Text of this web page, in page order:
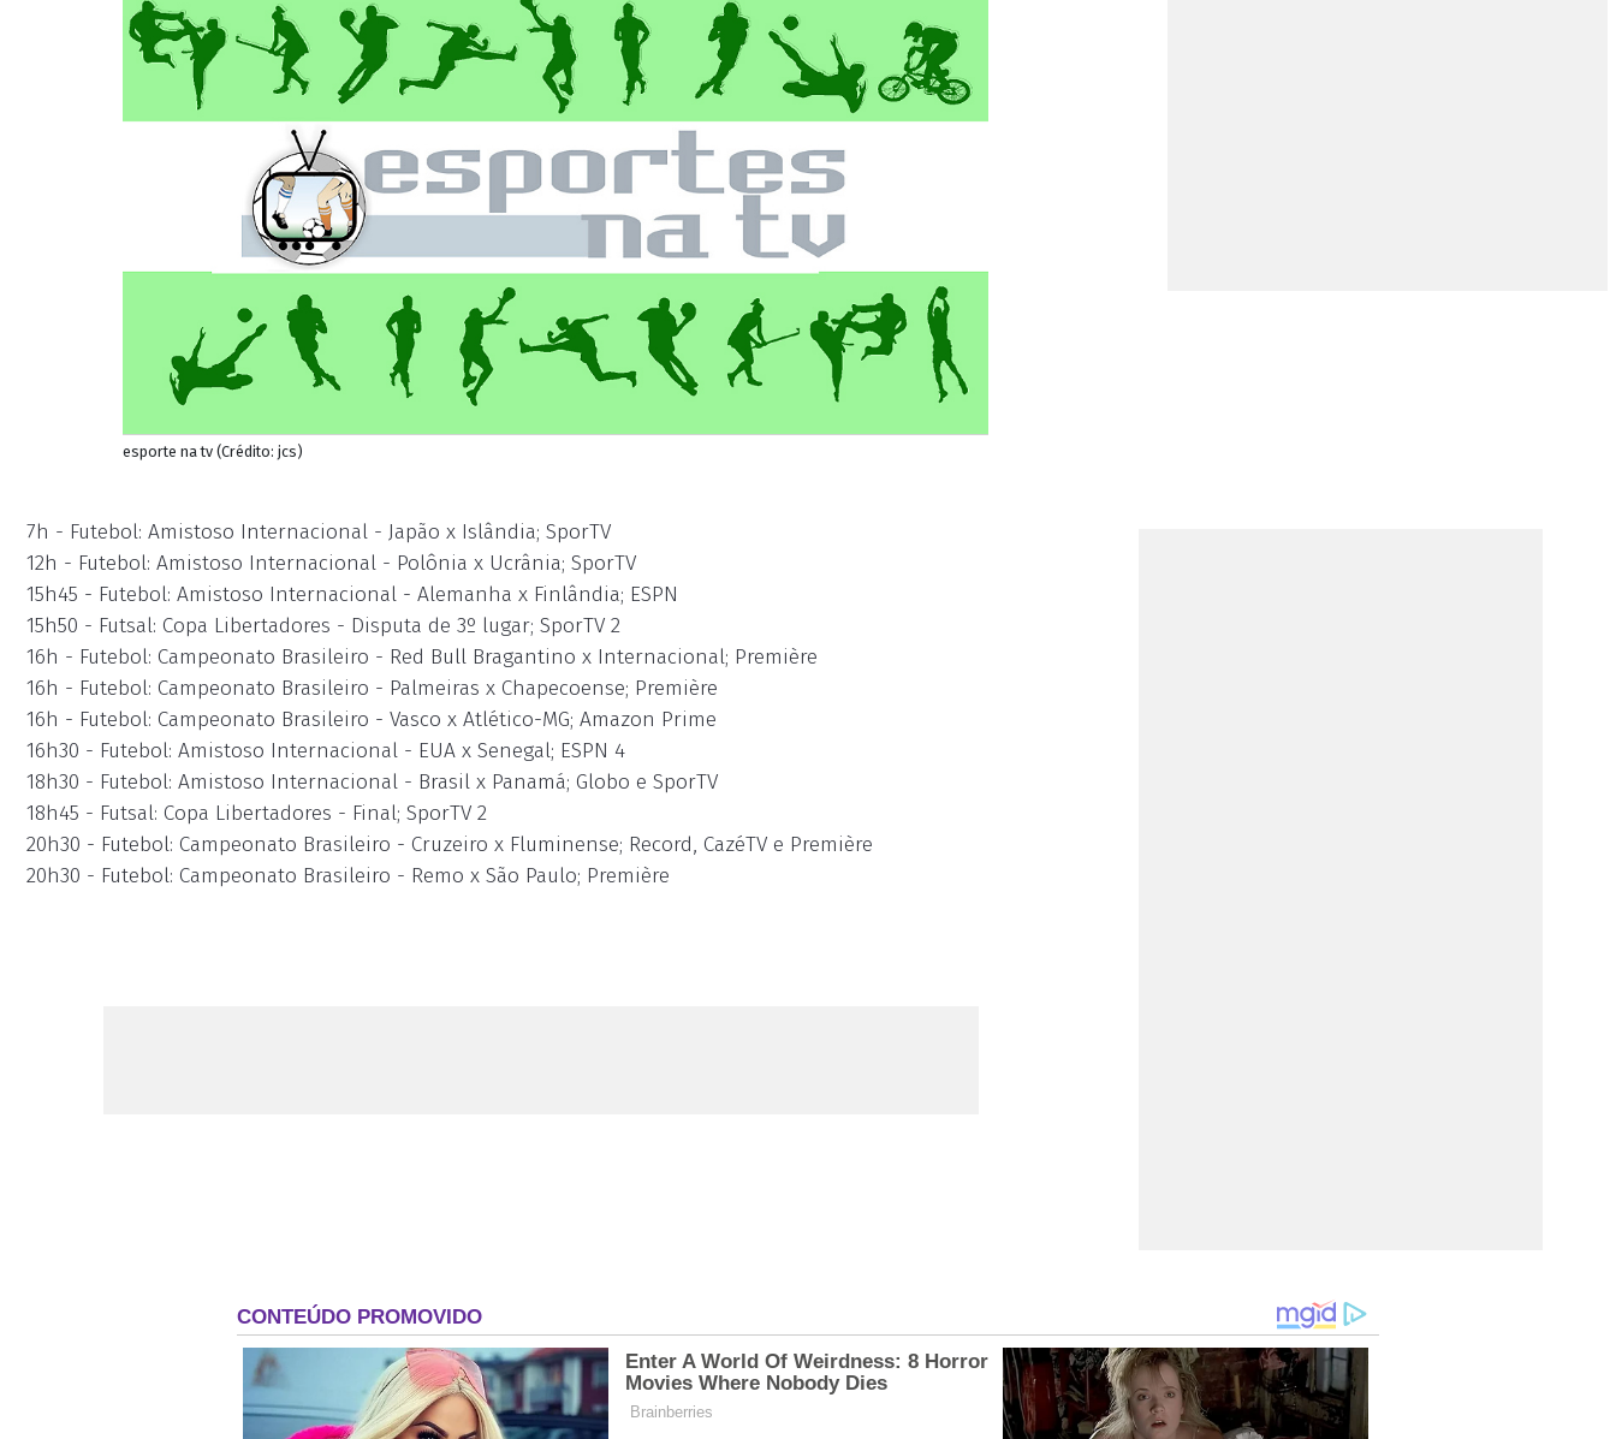
esporte na tv (Crédito: jcs)
7h - Futebol: Amistoso Internacional - Japão x Islândia; SporTV
12h - Futebol: Amistoso Internacional - Polônia x Ucrânia; SporTV
15h45 - Futebol: Amistoso Internacional - Alemanha x Finlândia; ESPN
15h50 - Futsal: Copa Libertadores - Disputa de 3º lugar; SporTV 2
16h - Futebol: Campeonato Brasileiro - Red Bull Bragantino x Internacional; Première
16h - Futebol: Campeonato Brasileiro - Palmeiras x Chapecoense; Première
16h - Futebol: Campeonato Brasileiro - Vasco x Atlético-MG; Amazon Prime
16h30 - Futebol: Amistoso Internacional - EUA x Senegal; ESPN 4
18h30 - Futebol: Amistoso Internacional - Brasil x Panamá; Globo e SporTV
18h45 - Futsal: Copa Libertadores - Final; SporTV 2
20h30 - Futebol: Campeonato Brasileiro - Cruzeiro x Fluminense; Record, CazéTV e Première
20h30 - Futebol: Campeonato Brasileiro - Remo x São Paulo; Première